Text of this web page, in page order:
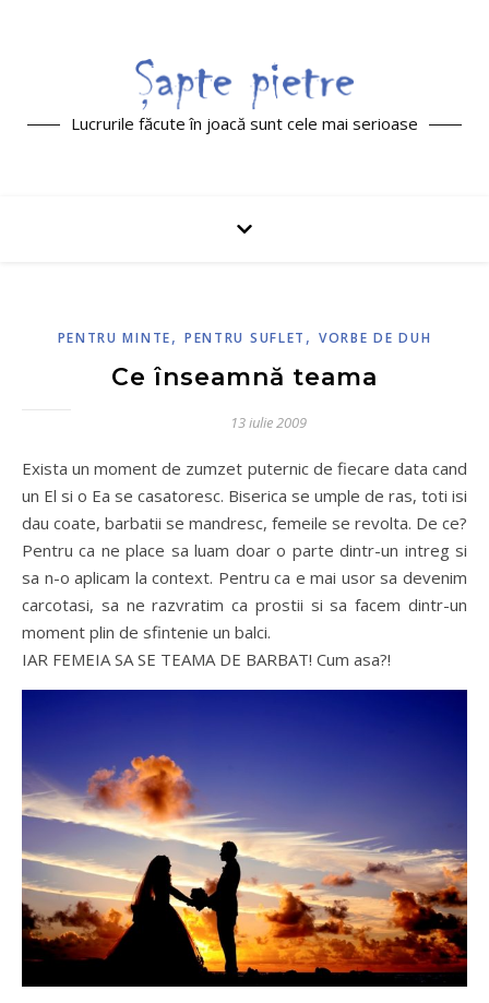
Lucrurile făcute în joacă sunt cele mai serioase
PENTRU MINTE, PENTRU SUFLET ,VORBE DE DUH
Ce înseamnă teama
13 iulie 2009
Exista un moment de zumzet puternic de fiecare data cand
un El si o Ea se casatoresc. Biserica se umple de ras, toti isi
dau coate, barbatii se mandresc, femeile se revolta. De ce?
Pentru ca ne place sa luam doar o parte dintr-un intreg si
sa n-o aplicam la context. Pentru ca e mai usor sa devenim
carcotasi, sa ne razvratim ca prostii si sa facem dintr-un
moment plin de sfintenie un balci.
IAR FEMEIA SA SE TEAMA DE BARBAT! Cum asa?!